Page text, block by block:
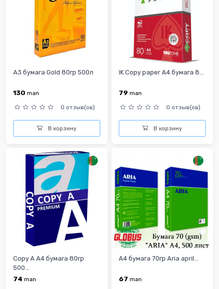
A3 бумага Gold 80гр 500л
130 man
0 отзыв(ов)
В корзину
IK Copy paper A4 бумага 8...
79 man
0 отзыв(ов)
В корзину
Copy A A4 бумага 80гр
500...
74 man
A4 бумага 70гр Aria april...
67 man